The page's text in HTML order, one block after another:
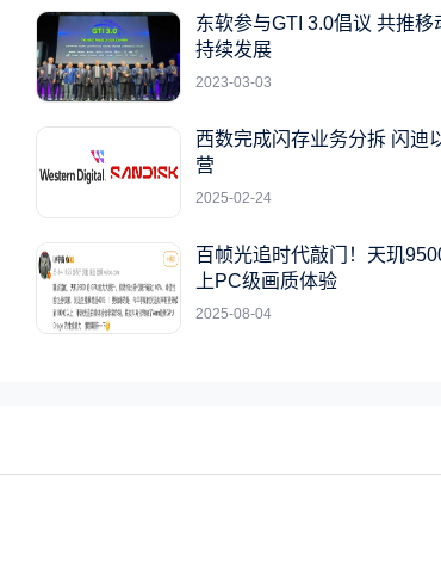
东软参与GTI 3.0倡议 共推移
持续发展
2023-03-03
西数完成闪存业务分拆 闪迪
营
2025-02-24
百帧光追时代敲门！天玑
上PC级画质体验
2025-08-04